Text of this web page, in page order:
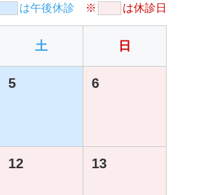
は午後休診 ※ は休診日
土 日
5 6
12 13